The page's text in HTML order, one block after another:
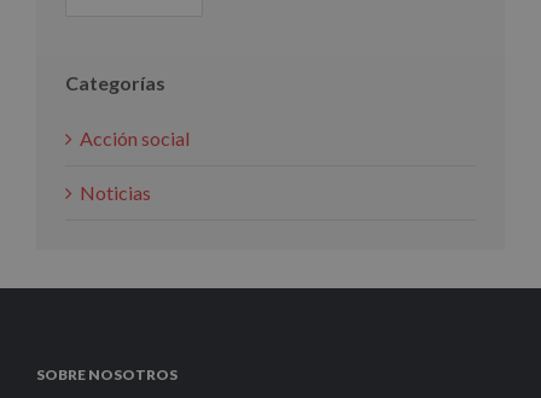
Categorías
Acción social
Noticias
SOBRE NOSOTROS